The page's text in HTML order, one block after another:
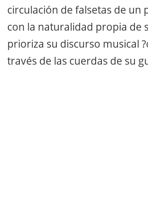
circulación de falsetas de un
con la naturalidad propia de
prioriza su discurso musical
través de las cuerdas de su